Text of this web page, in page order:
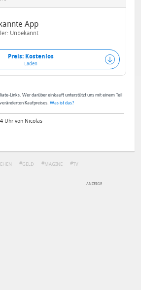
App
Unbekannt
Preis: Kostenlos
Laden
Links. Wer darüber einkauft unterstützt uns mit einem Teil
Kaufpreises. Was ist das?
Uhr von Nicolas
GELD MAGINE TV